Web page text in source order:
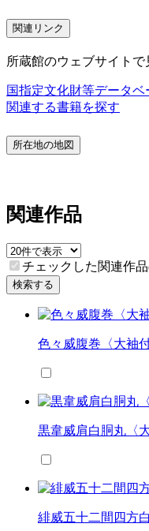
関連リンク
所蔵館のウェブサイトで
国指定文化財等データベ
関連する書籍を探す
所在地の地図
関連作品
チェックした関連作
検索する
色々威腹巻〈大袖付
黒韋威肩白胴丸〈
緋威五十二間四方